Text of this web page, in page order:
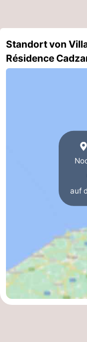
Sluis
-
Heist
Zeebrugge
Blankenberge
-
Wenduine
Wetter
Standort von
Résidence
auf